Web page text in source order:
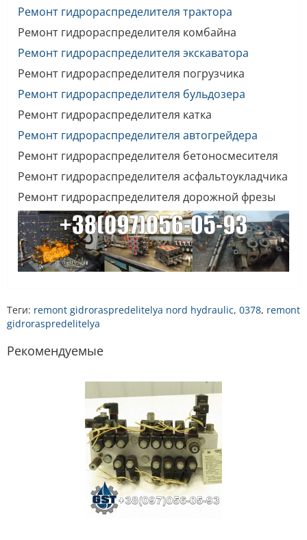
Ремонт гидрораспределителя трактора
Ремонт гидрораспределителя комбайна
Ремонт гидрораспределителя экскаватора
Ремонт гидрораспределителя погрузчика
Ремонт гидрораспределителя бульдозера
Ремонт гидрораспределителя катка
Ремонт гидрораспределителя автогрейдера
Ремонт гидрораспределителя бетоносмесителя
Ремонт гидрораспределителя асфальтоукладчика
Ремонт гидрораспределителя дорожной фрезы
Теги: remont gidroraspredelitelya nord hydraulic, 0378, remont
gidroraspredelitelya
Рекомендуемые